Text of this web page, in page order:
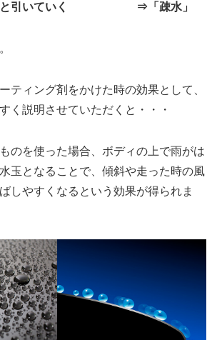
ッと引いていく ⇒「疎水」
ティング剤をかけた時の効果として、
く説明させていただくと・・・
のを使った場合、ボディの上で雨がは
玉となることで、傾斜や走った時の風
しやすくなるという効果が得られま